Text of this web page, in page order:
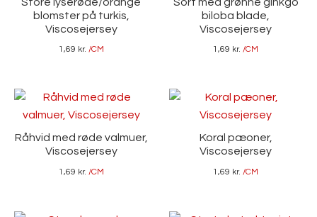
blomster på turkis,
Viscosejersey
1,69 kr. /CM
biloba blade,
Viscosejersey
1,69 kr. /CM
Råhvid med røde valmuer,
Viscosejersey
1,69 kr. /CM
Koral pæoner,
Viscosejersey
1,69 kr. /CM